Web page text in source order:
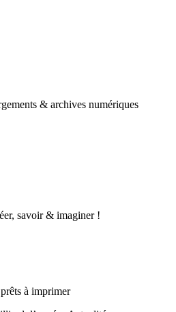
& archives numériques
savoir & imaginer !
à imprimer